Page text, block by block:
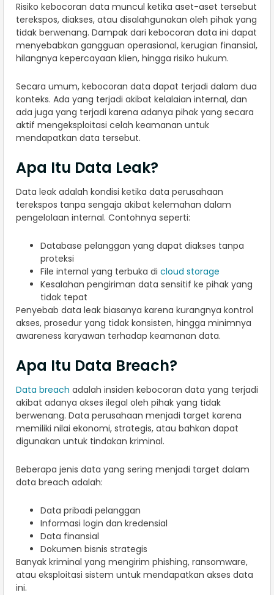
Risiko kebocoran data muncul ketika aset-aset tersebut
terekspos, diakses, atau disalahgunakan oleh pihak yang
tidak berwenang. Dampak dari kebocoran data ini dapat
menyebabkan gangguan operasional, kerugian finansial,
hilangnya kepercayaan klien, hingga risiko hukum.
Secara umum, kebocoran data dapat terjadi dalam dua
konteks. Ada yang terjadi akibat kelalaian internal, dan
ada juga yang terjadi karena adanya pihak yang secara
aktif mengeksploitasi celah keamanan untuk
mendapatkan data tersebut.
Apa Itu Data Leak?
Data leak adalah kondisi ketika data perusahaan
terekspos tanpa sengaja akibat kelemahan dalam
pengelolaan internal. Contohnya seperti:
Database pelanggan yang dapat diakses tanpa
proteksi
File internal yang terbuka di cloud storage
Kesalahan pengiriman data sensitif ke pihak yang
tidak tepat
Penyebab data leak biasanya karena kurangnya kontrol
akses, prosedur yang tidak konsisten, hingga minimnya
awareness karyawan terhadap keamanan data.
Apa Itu Data Breach?
Data breach adalah insiden kebocoran data yang terjadi
akibat adanya akses ilegal oleh pihak yang tidak
berwenang. Data perusahaan menjadi target karena
memiliki nilai ekonomi, strategis, atau bahkan dapat
digunakan untuk tindakan kriminal.
Beberapa jenis data yang sering menjadi target dalam
data breach adalah:
Data pribadi pelanggan
Informasi login dan kredensial
Data finansial
Dokumen bisnis strategis
Banyak kriminal yang mengirim phishing, ransomware,
atau eksploitasi sistem untuk mendapatkan akses data
ini.